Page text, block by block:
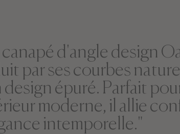
d'angle design
par ses courbes
design épuré. Parfait
moderne, il allie
intemporelle."